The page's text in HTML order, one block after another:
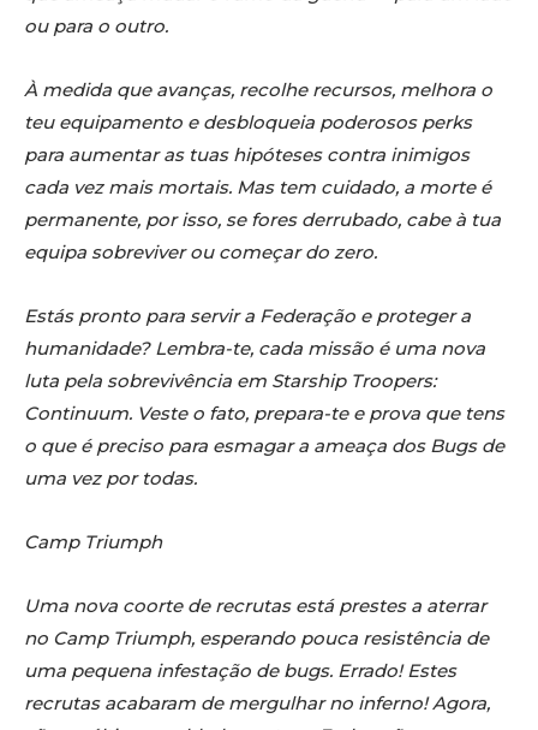
ou para o outro.
À medida que avanças, recolhe recursos, melhora o
teu equipamento e desbloqueia poderosos perks
para aumentar as tuas hipóteses contra inimigos
cada vez mais mortais. Mas tem cuidado, a morte é
permanente, por isso, se fores derrubado, cabe à tua
equipa sobreviver ou começar do zero.
Estás pronto para servir a Federação e proteger a
humanidade? Lembra-te, cada missão é uma nova
luta pela sobrevivência em Starship Troopers:
Continuum. Veste o fato, prepara-te e prova que tens
o que é preciso para esmagar a ameaça dos Bugs de
uma vez por todas.
Camp Triumph
Uma nova coorte de recrutas está prestes a aterrar
no Camp Triumph, esperando pouca resistência de
uma pequena infestação de bugs. Errado! Estes
recrutas acabaram de mergulhar no inferno! Agora,